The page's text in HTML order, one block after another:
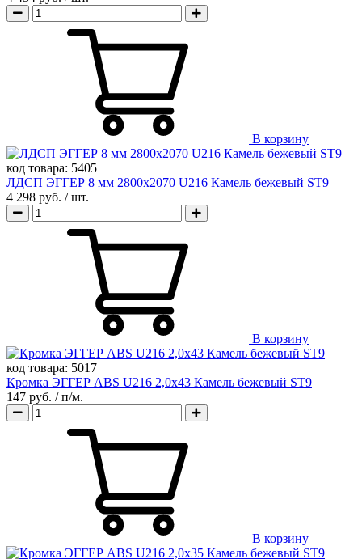
В корзину
код товара: 5405
ЛДСП ЭГГЕР 8 мм 2800х2070 U216 Камель бежевый ST9
4 298 руб. / шт.
В корзину
код товара: 5017
Кромка ЭГГЕР ABS U216 2,0х43 Камель бежевый ST9
147 руб. / п/м.
В корзину